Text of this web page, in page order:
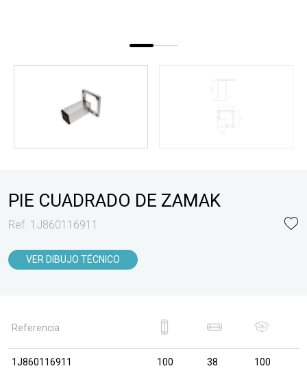
PIE CUADRADO DE ZAMAK
Ref. 1J860116911
VER DIBUJO TÉCNICO
Referencia
1J860116911 100 38 100